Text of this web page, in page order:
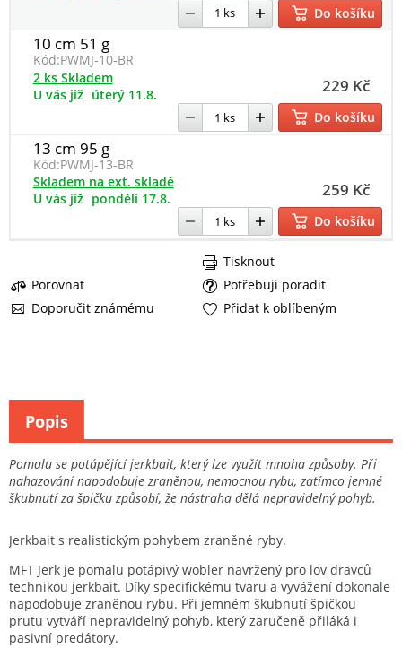
Do košíku
10 cm 51 g
Kód:PWMJ-10-BR
229 Kč
2 ks Skladem
U vás již úterý 11.8.
Do košíku
13 cm 95 g
Kód:PWMJ-13-BR
259 Kč
Skladem na ext. skladě
U vás již pondělí 17.8.
Do košíku
Porovnat
Potřebuji poradit
Doporučit známému
Tisknout
Přidat k oblíbeným
Pomalu se potápějící jerkbait, který lze využít mnoha způsoby. Při
nahazování napodobuje zraněnou, nemocnou rybu, zatímco jemné
škubnutí za špičku způsobí, že nástraha dělá nepravidelný pohyb.
Jerkbait s realistickým pohybem zraněné ryby.
MFT Jerk je pomalu potápivý wobler navržený pro lov dravců
technikou jerkbait. Díky specifickému tvaru a vyvážení dokonale
napodobuje zraněnou rybu. Při jemném škubnutí špičkou
prutu vytváří nepravidelný pohyb, který zaručeně přiláká i
pasivní predátory.
Popis